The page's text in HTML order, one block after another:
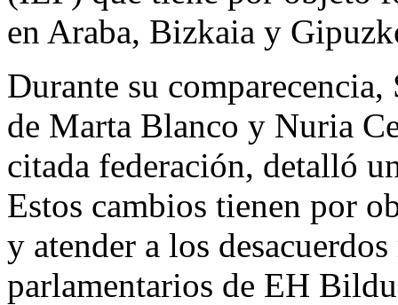
en Araba, Bizkaia y
Durante su comparecencia,
de Marta Blanco y Nuria
citada federación, detalló
Estos cambios tienen por
y atender a los
parlamentarios de EH